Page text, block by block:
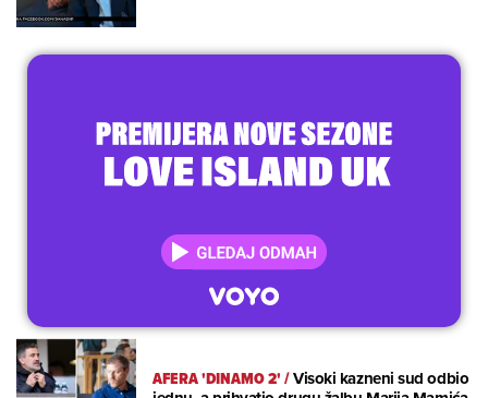
AFERA 'DINAMO 2'/Visoki kazneni sud odbio